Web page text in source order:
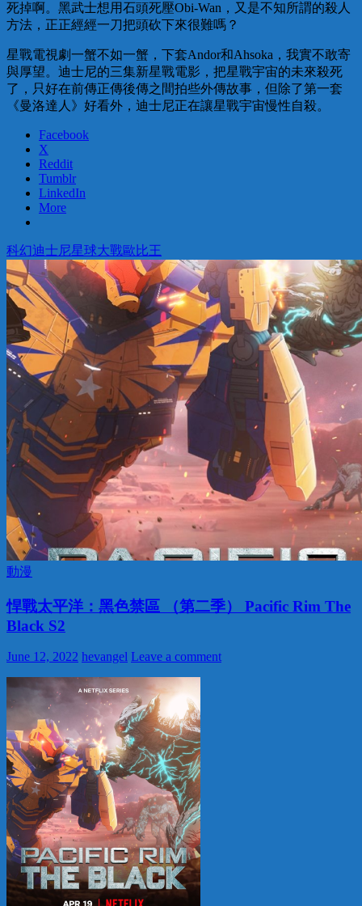
死掉啊。黑武士想用石頭死壓Obi-Wan，又是不知所謂的殺人
方法，正正經經一刀把頭砍下來很難嗎？
星戰電視劇一蟹不如一蟹，下套Andor和Ahsoka，我實不敢寄
與厚望。迪士尼的三集新星戰電影，把星戰宇宙的未來殺死
了，只好在前傳正傳後傳之間拍些外傳故事，但除了第一套
《曼洛達人》好看外，迪士尼正在讓星戰宇宙慢性自殺。
Facebook
X
Reddit
Tumblr
LinkedIn
More
科幻迪士尼星球大戰歐比王
動漫
悍戰太平洋：黑色禁區 （第二季） Pacific Rim The
Black S2
June 12, 2022 hevangel Leave a comment